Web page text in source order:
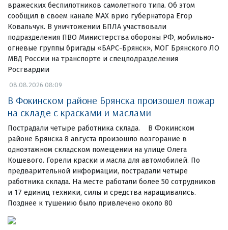
вражеских беспилотников самолетного типа. Об этом
сообщил в своем канале МАХ врио губернатора Егор
Ковальчук. В уничтожении БПЛА участвовали
подразделения ПВО Министерства обороны РФ, мобильно-
огневые группы бригады «БАРС-Брянск», МОГ Брянского ЛО
МВД России на транспорте и спецподразделения
Росгвардии
08.08.2026 08:09
В Фокинском районе Брянска произошел пожар
на складе с красками и маслами
Пострадали четыре работника склада. В Фокинском
районе Брянска 8 августа произошло возгорание в
одноэтажном складском помещении на улице Олега
Кошевого. Горели краски и масла для автомобилей. По
предварительной информации, пострадали четыре
работника склада. На месте работали более 50 сотрудников
и 17 единиц техники, силы и средства наращивались.
Позднее к тушению было привлечено около 80